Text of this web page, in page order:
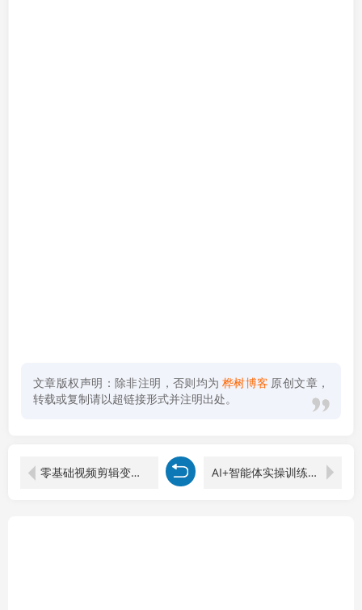
文章版权声明：除非注明，否则均为 桦树博客 原创文章，
转载或复制请以超链接形式并注明出处。
零基础视频剪辑变现课：从软件操作到商业变现，全职剪辑师月收入5万元 AI+智能体实操训练营：打造24小时数字员工，单项目月变现10万+